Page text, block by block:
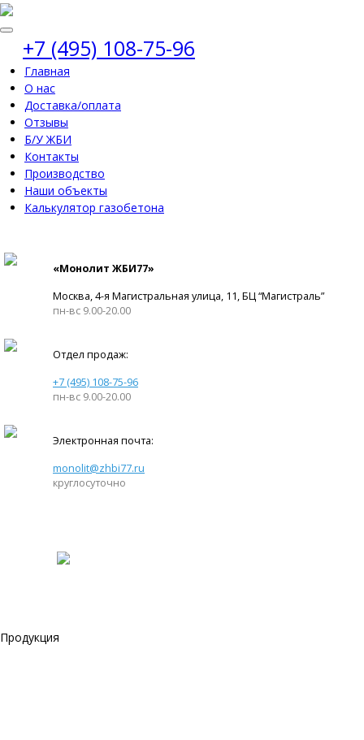
+7 (495) 108-75-96
Главная
О нас
Доставка/оплата
Отзывы
Б/У ЖБИ
Контакты
Производство
Наши объекты
Калькулятор газобетона
«Монолит ЖБИ77»
Москва, 4-я Магистральная улица, 11, ​БЦ “Магистраль”
пн-вс 9.00-20.00
Отдел продаж:
+7 (495) 108-75-96
пн-вс 9.00-20.00
Электронная почта:
monolit@zhbi77.ru
круглосуточно
Продукция